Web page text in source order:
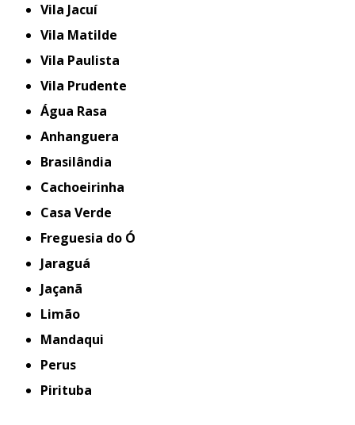
Vila Jacuí
Vila Matilde
Vila Paulista
Vila Prudente
Água Rasa
Anhanguera
Brasilândia
Cachoeirinha
Casa Verde
Freguesia do Ó
Jaraguá
Jaçanã
Limão
Mandaqui
Perus
Pirituba